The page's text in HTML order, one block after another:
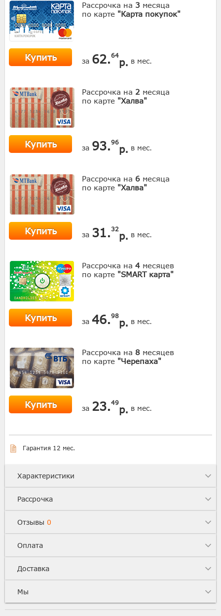
Рассрочка на 3 месяца
по карте "Карта покупок"
Купить за 62.64
р. в мес.
Рассрочка на 2 месяца
по карте "Халва"
Купить за 93.96
р. в мес.
Рассрочка на 6 месяца
по карте "Халва"
Купить за 31. 32
р. в мес.
Рассрочка на 4 месяцев
по карте "SMART карта"
Купить за 46.98
р. в мес.
Рассрочка на 8 месяцев
по карте "Черепаха"
Купить за 23.49
р. в мес.
Гарантия 12 мес.
Характеристики
Рассрочка
Отзывы 0
Оплата
Доставка
Мы